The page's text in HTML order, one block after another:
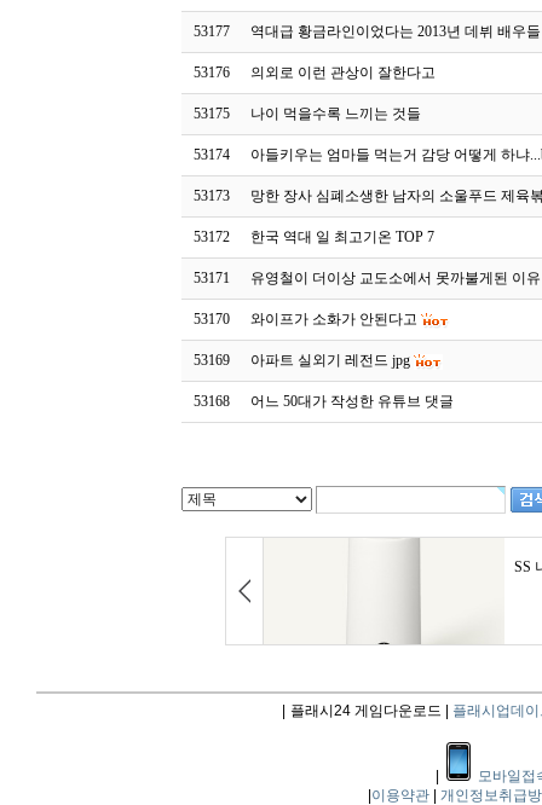
53177 역대급 황금라인이었다는 2013년 데뷔 배우들
53176 의외로 이런 관상이 잘한다고
53175 나이 먹을수록 느끼는 것들
53174 아들키우는 엄마들 먹는거 감당 어떻게 하냐
53173 망한 장사 심폐소생한 남자의 소울푸드 제육
53172 한국 역대 일 최고기온 TOP 7
53171 유영철이 더이상 교도소에서 못까불게된 이유
53170 와이프가 소화가 안된다고
53169 아파트 실외기 레전드 jpg
53168 어느 50대가 작성한 유튜브 댓글
플래시24 게임다운로드 | 플래시업데이
모바일접
이용약관
개인정보취급